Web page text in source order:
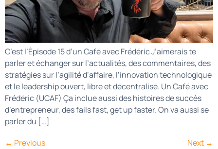
C’est l’Épisode 15 d’un Café avec Frédéric J’aimerais te
parler et échanger sur l’actualités, des commentaires, des
stratégies sur l’agilité d’affaire, l’innovation technologique
et le leadership ouvert, libre et décentralisé. Un Café avec
Frédéric (UCAF) Ça inclue aussi des histoires de succès
d’entrepreneur, des fails fast, get up faster. On va aussi se
parler du […]
← Previous Next →